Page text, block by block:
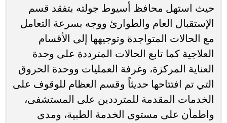
حيث استهل محافظ أسيوط جولته بتفقد قسم
الإستقبال العام والطوارئ ووجه بسرعة التعامل
مع الحالات المتواجدة وتوجيهها إلى الأقسام
العلاجية كما تابع الحالات المترددة على وحدة
العناية المركزة، وغرفة العمليات ووحدة الحروق
التي تم افتتاحها حديثاً وقسم العظام للوقوف على
الخدمات المقدمة للمترددين على المستشفى،
واطمأن على مستوى الخدمة الطبية، ومدى